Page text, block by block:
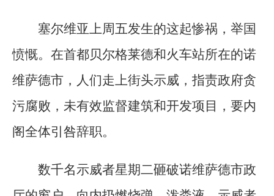
塞尔维亚上周五发生的这起惨祸，举国
愤慨。在首都贝尔格莱德和火车站所在的诺
维萨德市，人们走上街头示威，指责政府贪
污腐败，未有效监督建筑和开发项目，要内
阁全体引咎辞职。
数千名示威者星期二砸破诺维萨德市政